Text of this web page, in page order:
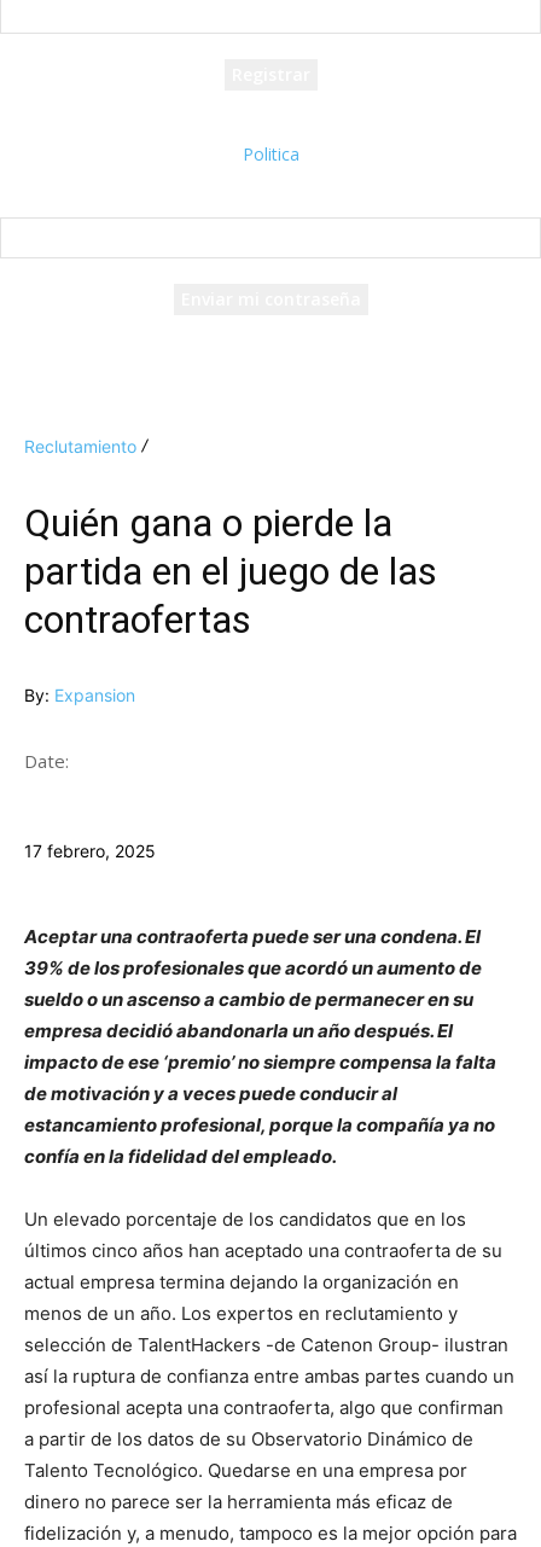
Politica
Reclutamiento
Quién gana o pierde la
partida en el juego de las
contraofertas
By: Expansion
Date:
17 febrero, 2025
Aceptar una contraoferta puede ser una condena. El
39% de los profesionales que acordó un aumento de
sueldo o un ascenso a cambio de permanecer en su
empresa decidió abandonarla un año después. El
impacto de ese ‘premio’ no siempre compensa la falta
de motivación y a veces puede conducir al
estancamiento profesional, porque la compañía ya no
confía en la fidelidad del empleado.
Un elevado porcentaje de los candidatos que en los
últimos cinco años han aceptado una contraoferta de su
actual empresa termina dejando la organización en
menos de un año. Los expertos en reclutamiento y
selección de TalentHackers -de Catenon Group- ilustran
así la ruptura de confianza entre ambas partes cuando un
profesional acepta una contraoferta, algo que confirman
a partir de los datos de su Observatorio Dinámico de
Talento Tecnológico. Quedarse en una empresa por
dinero no parece ser la herramienta más eficaz de
fidelización y, a menudo, tampoco es la mejor opción para